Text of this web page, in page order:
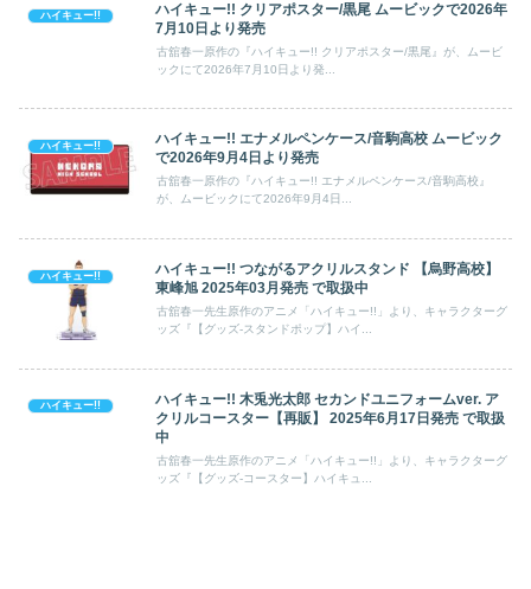
ハイキュー!!
ハイキュー!! クリアポスター/黒尾 ムービックで2026年
7月10日より発売
古舘春一原作の『ハイキュー!! クリアポスター/黒尾』が、ムービ
ックにて2026年7月10日より発...
ハイキュー!!
ハイキュー!! エナメルペンケース/音駒高校 ムービック
で2026年9月4日より発売
古舘春一原作の『ハイキュー!! エナメルペンケース/音駒高校』
が、ムービックにて2026年9月4日...
ハイキュー!!
ハイキュー!! つながるアクリルスタンド 【烏野高校】
東峰旭 2025年03月発売 で取扱中
古舘春一先生原作のアニメ「ハイキュー!!」より、キャラクターグ
ッズ『【グッズ-スタンドポップ】ハイ...
ハイキュー!!
ハイキュー!! 木兎光太郎 セカンドユニフォームver. ア
クリルコースター【再販】 2025年6月17日発売 で取扱
中
古舘春一先生原作のアニメ「ハイキュー!!」より、キャラクターグ
ッズ『【グッズ-コースター】ハイキュ...